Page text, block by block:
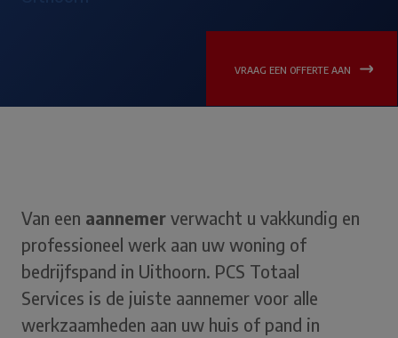
VRAAG EEN OFFERTE AAN
Van een aannemer verwacht u vakkundig en
professioneel werk aan uw woning of
bedrijfspand in Uithoorn. PCS Totaal
Services is de juiste aannemer voor alle
werkzaamheden aan uw huis of pand in